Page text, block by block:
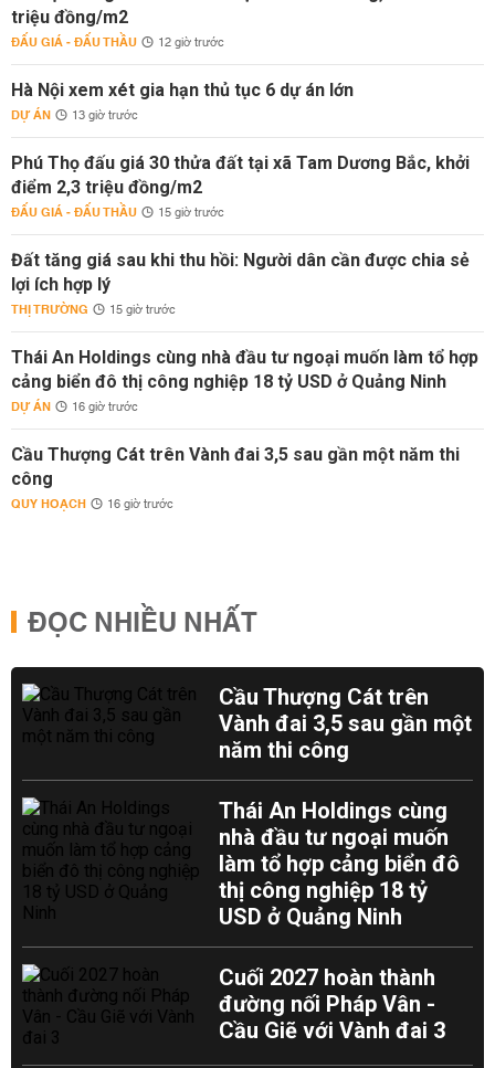
triệu đồng/m2
ĐẤU GIÁ - ĐẤU THẦU 12 giờ trước
Hà Nội xem xét gia hạn thủ tục 6 dự án lớn
DỰ ÁN 13 giờ trước
Phú Thọ đấu giá 30 thửa đất tại xã Tam Dương Bắc, khởi
điểm 2,3 triệu đồng/m2
ĐẤU GIÁ - ĐẤU THẦU 15 giờ trước
Đất tăng giá sau khi thu hồi: Người dân cần được chia sẻ
lợi ích hợp lý
THỊ TRƯỜNG 15 giờ trước
Thái An Holdings cùng nhà đầu tư ngoại muốn làm tổ hợp
cảng biển đô thị công nghiệp 18 tỷ USD ở Quảng Ninh
DỰ ÁN 16 giờ trước
Cầu Thượng Cát trên Vành đai 3,5 sau gần một năm thi
công
QUY HOẠCH 16 giờ trước
ĐỌC NHIỀU NHẤT
Cầu Thượng Cát trên
Vành đai 3,5 sau gần một
năm thi công
Thái An Holdings cùng
nhà đầu tư ngoại muốn
làm tổ hợp cảng biển đô
thị công nghiệp 18 tỷ
USD ở Quảng Ninh
Cuối 2027 hoàn thành
đường nối Pháp Vân -
Cầu Giẽ với Vành đai 3